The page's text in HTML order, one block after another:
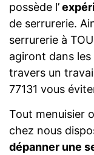
possède l’
de serrurerie.
serrurerie à
agiront dans les
travers un
77131 vous
Tout menuisier
chez nous
dépanner une